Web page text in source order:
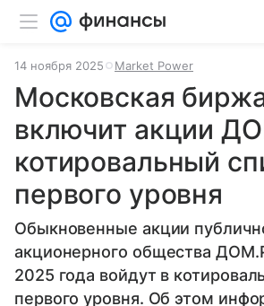
14 ноября 2025 Market Power
Московская
включит акции
котировальный
первого уровня
Обыкновенные акции
акционерного общества
2025 года войдут в
первого уровня. Об этом